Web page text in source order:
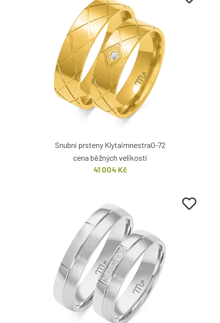
Snubní prsteny KlytaimnestraO-72
cena běžných velikostí
41 004 Kč